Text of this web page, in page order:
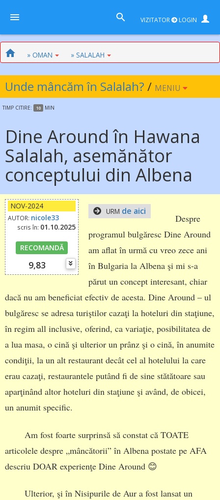
VIZITATOR LOGIN
» OMAN » SALALAH
Unde mâncăm în Salalah? / MENIU
TIMP CITIRE: 10 MIN
Dine Around în Hawana
Salalah, asemănător
conceptului din Albena
NOV-2024
AUTOR: nicole33
scris în: 01.10.2025
RECOMANDĂ
9,83
URM de aici
Despre
programul bulgăresc Dine Around
am aflat în urmă cu vreo zece ani
în Bulgaria la Albena şi mi s-a
părut un concept interesant, chiar
dacă nu am beneficiat efectiv de acesta. Dine Around – ul
bulgăresc se adresa turiştilor cazaţi la hoteluri din staţiune,
în regim all inclusive, oferind, ca variaţie, posibilitatea de
a lua masa, o cină şi ulterior un prânz şi o cină, în anumite
condiţii, la un alt restaurant decât cel al hotelului la care
erau cazaţi, restaurantele putând fi de sine stătătoare sau
aparţinând altor hoteluri din staţiune şi având, de obicei,
un anumit specific.
Am fost foarte surprinsă să constat că TOATE
articolele despre „mâncătorii” în Albena postate pe AFA
descriu DOAR experienţe Dine Around 😊
Ulterior, şi în Nisipurile de Aur a fost lansat un